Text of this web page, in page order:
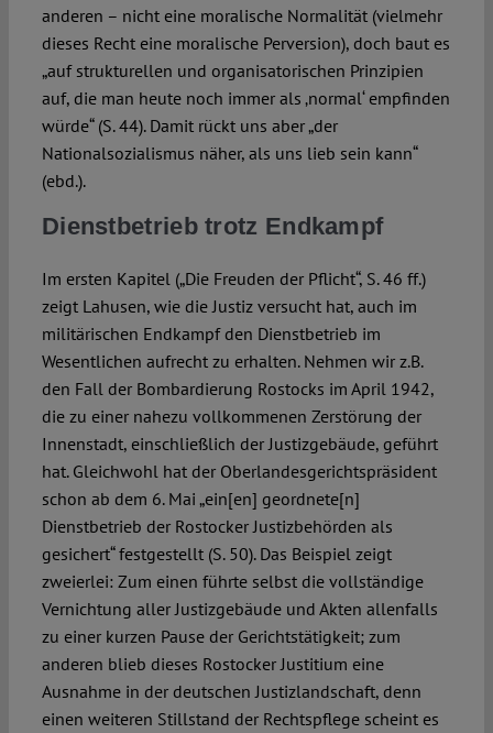
anderen – nicht eine moralische Normalität (vielmehr
dieses Recht eine moralische Perversion), doch baut es
„auf strukturellen und organisatorischen Prinzipien
auf, die man heute noch immer als ‚normal‘ empfinden
würde“ (S. 44). Damit rückt uns aber „der
Nationalsozialismus näher, als uns lieb sein kann“
(ebd.).
Dienstbetrieb trotz Endkampf
Im ersten Kapitel („Die Freuden der Pflicht“, S. 46 ff.)
zeigt Lahusen, wie die Justiz versucht hat, auch im
militärischen Endkampf den Dienstbetrieb im
Wesentlichen aufrecht zu erhalten. Nehmen wir z.B.
den Fall der Bombardierung Rostocks im April 1942,
die zu einer nahezu vollkommenen Zerstörung der
Innenstadt, einschließlich der Justizgebäude, geführt
hat. Gleichwohl hat der Oberlandesgerichtspräsident
schon ab dem 6. Mai „ein[en] geordnete[n]
Dienstbetrieb der Rostocker Justizbehörden als
gesichert“ festgestellt (S. 50). Das Beispiel zeigt
zweierlei: Zum einen führte selbst die vollständige
Vernichtung aller Justizgebäude und Akten allenfalls
zu einer kurzen Pause der Gerichtstätigkeit; zum
anderen blieb dieses Rostocker Justitium eine
Ausnahme in der deutschen Justizlandschaft, denn
einen weiteren Stillstand der Rechtspflege scheint es